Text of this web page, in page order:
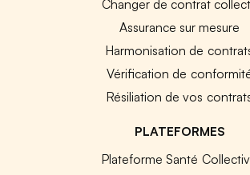
Changer de contrat
Assurance sur mesure
Harmonisation de
Vérification de
Résiliation de vos
PLATEFORMES
Plateforme Santé